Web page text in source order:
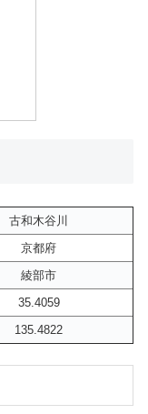
古和木谷川
京都府
綾部市
35.4059
135.4822